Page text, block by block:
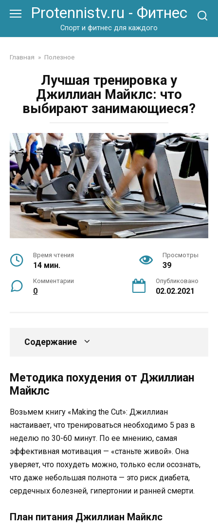
Protennistv.ru - Фитнес
Спорт и фитнес для каждого
Главная » Полезное
Лучшая тренировка у
Джиллиан Майклс: что
выбирают занимающиеся?
Время чтения
14 мин.
Просмотры
39
Комментарии
0
Опубликовано
02.02.2021
Содержание
Методика похудения от Джиллиан
Майклс
Возьмем книгу «Making the Cut»: Джиллиан
настаивает, что тренироваться необходимо 5 раз в
неделю по 30-60 минут. По ее мнению, самая
эффективная мотивация — «станьте живой». Она
уверяет, что похудеть можно, только если осознать,
что даже небольшая полнота — это риск диабета,
сердечных болезней, гипертонии и ранней смерти.
План питания Джиллиан Майклс